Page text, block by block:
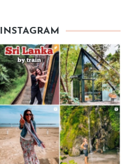
INSTAGRAM